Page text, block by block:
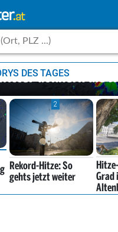
DES TAGES
UNWETTER IM ANMARSCH
donnern die
2
Rekord-Hitze: So
gehts jetzt weiter Grad